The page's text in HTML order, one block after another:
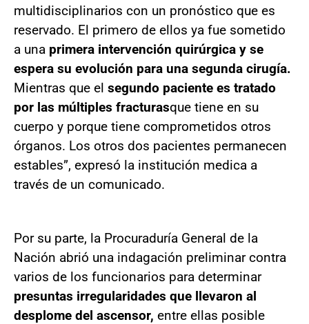
multidisciplinarios con un pronóstico que es
reservado. El primero de ellos ya fue sometido
a una primera intervención quirúrgica y se
espera su evolución para una segunda cirugía.
Mientras que el segundo paciente es tratado
por las múltiples fracturasque tiene en su
cuerpo y porque tiene comprometidos otros
órganos. Los otros dos pacientes permanecen
estables”, expresó la institución medica a
través de un comunicado.
Por su parte, la Procuraduría General de la
Nación abrió una indagación preliminar contra
varios de los funcionarios para determinar
presuntas irregularidades que llevaron al
desplome del ascensor, entre ellas posible